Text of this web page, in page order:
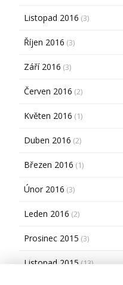
Listopad 2016 (3)
Říjen 2016 (3)
Září 2016 (3)
Červen 2016 (2)
Květen 2016 (1)
Duben 2016 (2)
Březen 2016 (1)
Únor 2016 (3)
Leden 2016 (2)
Prosinec 2015 (3)
Listopad 2015(13)